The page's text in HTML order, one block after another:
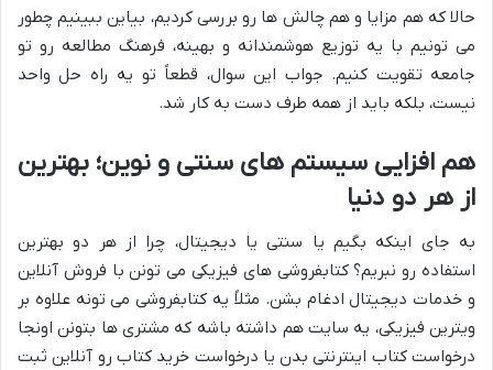
حالا که هم مزایا و هم چالش ها رو بررسی کردیم، بیاین ببینیم چطور
می تونیم با یه توزیع هوشمندانه و بهینه، فرهنگ مطالعه رو تو
جامعه تقویت کنیم. جواب این سوال، قطعاً تو یه راه حل واحد
نیست، بلکه باید از همه طرف دست به کار شد.
هم افزایی سیستم های سنتی و نوین؛ بهترین
از هر دو دنیا
به جای اینکه بگیم یا سنتی یا دیجیتال، چرا از هر دو بهترین
استفاده رو نبریم؟ کتابفروشی های فیزیکی می تونن با فروش آنلاین
و خدمات دیجیتال ادغام بشن. مثلاً یه کتابفروشی می تونه علاوه بر
ویترین فیزیکی، یه سایت هم داشته باشه که مشتری ها بتونن اونجا
درخواست کتاب اینترنتی بدن یا درخواست خرید کتاب رو آنلاین ثبت